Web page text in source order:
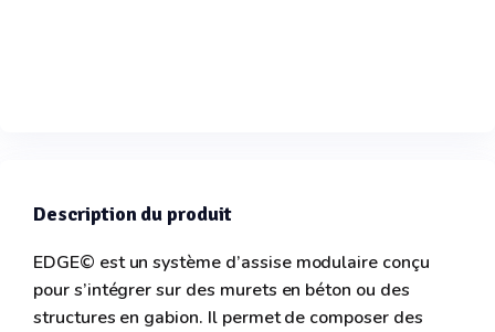
Description du produit
EDGE© est un système d’assise modulaire conçu
pour s’intégrer sur des murets en béton ou des
structures en gabion. Il permet de composer des